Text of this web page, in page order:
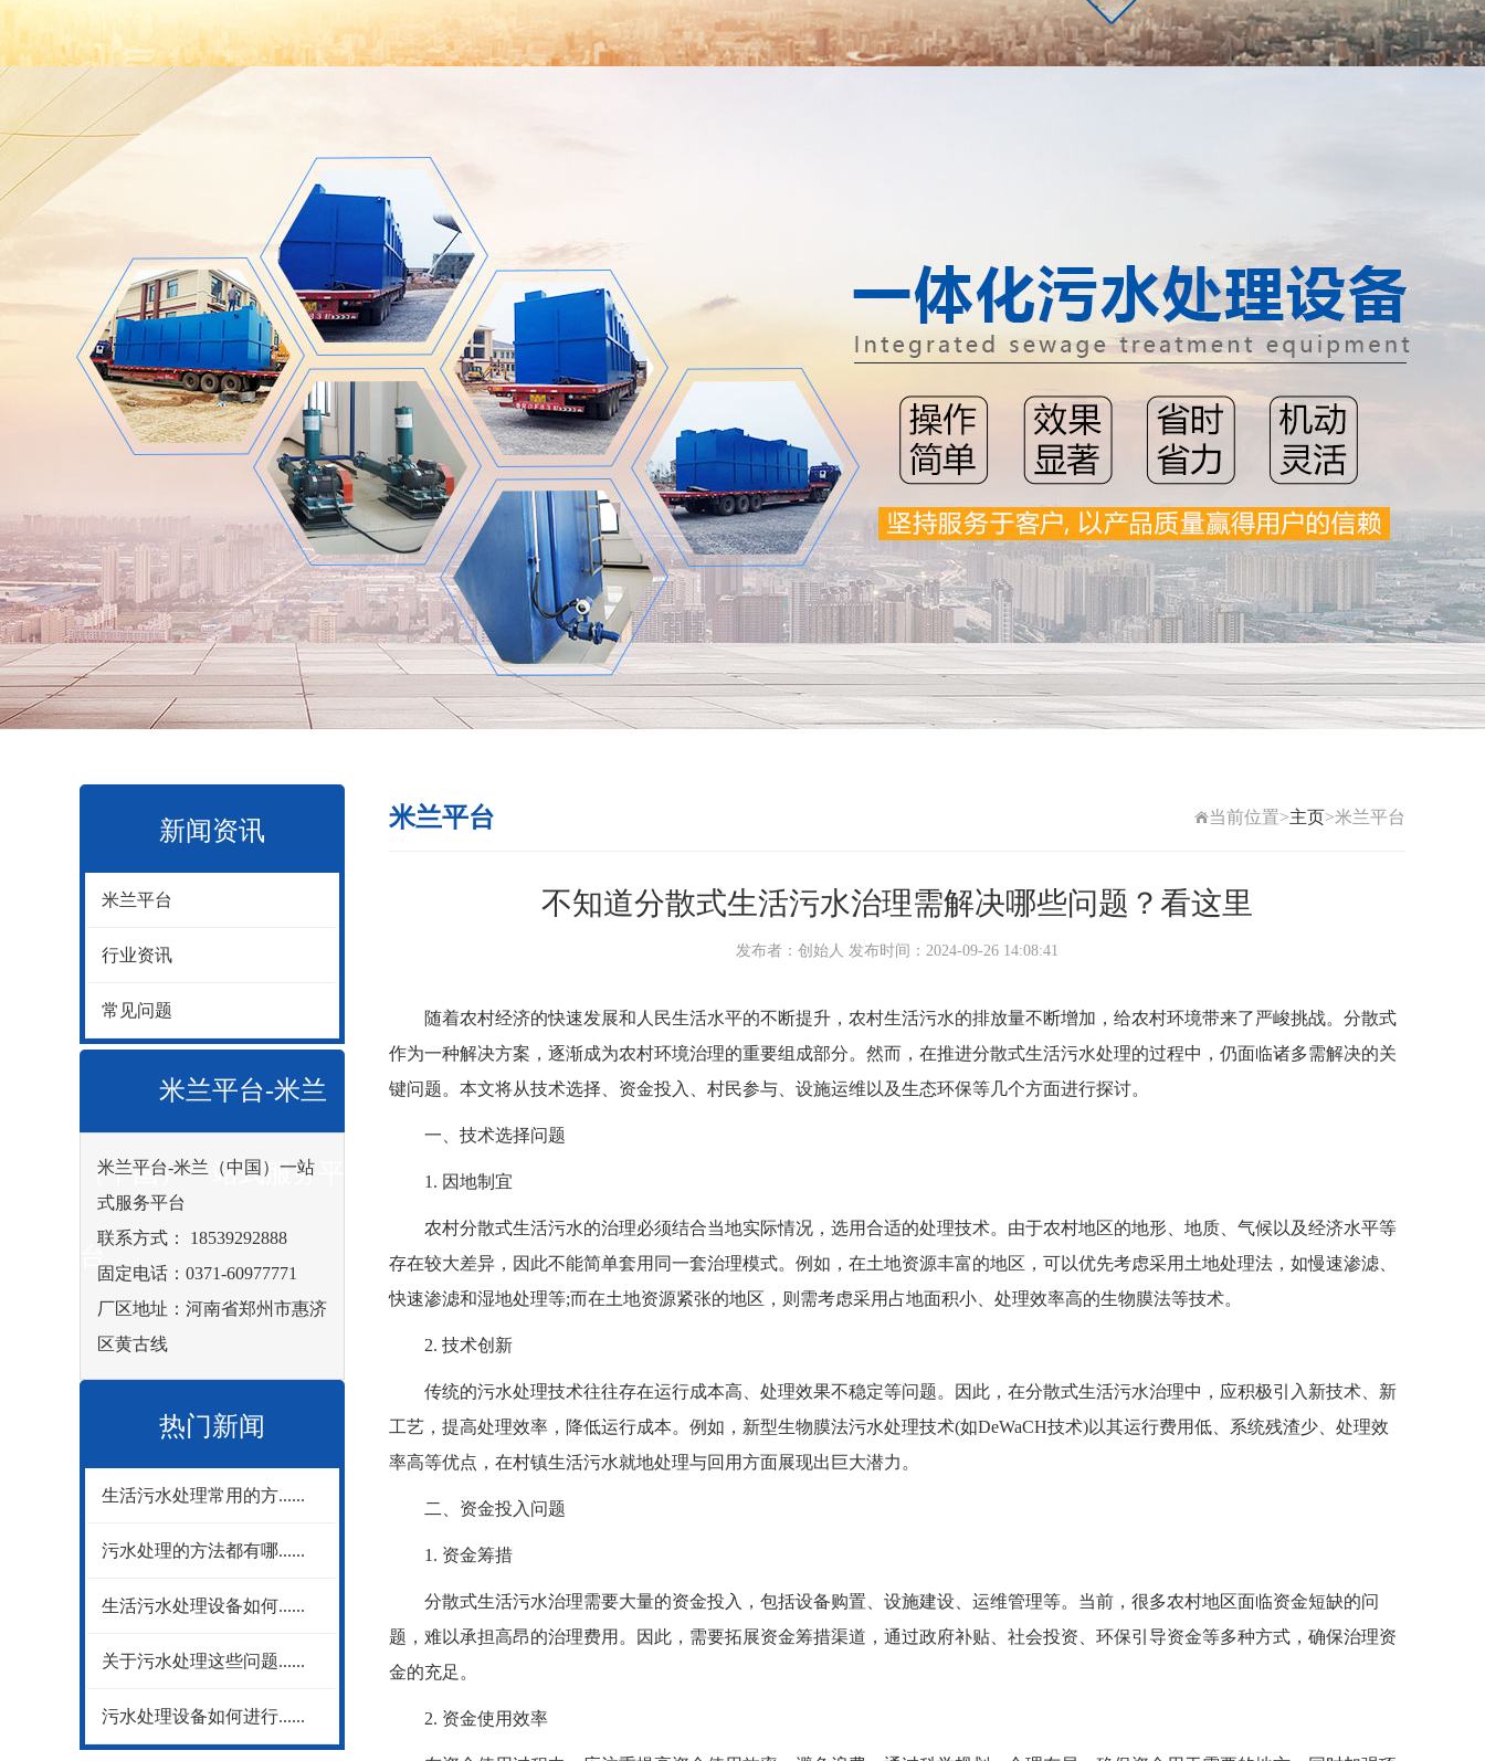
新闻资讯
米兰平台
行业资讯
常见问题
米兰平台-米兰
（中国）一站式服务平
台
米兰平台-米兰（中国）一站
式服务平台
联系方式： 18539292888
固定电话：0371-60977771
厂区地址：河南省郑州市惠济
区黄古线
热门新闻
生活污水处理常用的方......
污水处理的方法都有哪......
生活污水处理设备如何......
关于污水处理这些问题......
污水处理设备如何进行......
米兰平台 当前位置>主页>米兰平台
不知道分散式生活污水治理需解决哪些问题？看这里
发布者：创始人 发布时间：2024-09-26 14:08:41
随着农村经济的快速发展和人民生活水平的不断提升，农村生活污水的排放量不断增加，给农村环境带来了严峻挑战。分散式
作为一种解决方案，逐渐成为农村环境治理的重要组成部分。然而，在推进分散式生活污水处理的过程中，仍面临诸多需解决的关
键问题。本文将从技术选择、资金投入、村民参与、设施运维以及生态环保等几个方面进行探讨。
一、技术选择问题
1. 因地制宜
农村分散式生活污水的治理必须结合当地实际情况，选用合适的处理技术。由于农村地区的地形、地质、气候以及经济水平等
存在较大差异，因此不能简单套用同一套治理模式。例如，在土地资源丰富的地区，可以优先考虑采用土地处理法，如慢速渗滤、
快速渗滤和湿地处理等;而在土地资源紧张的地区，则需考虑采用占地面积小、处理效率高的生物膜法等技术。
2. 技术创新
传统的污水处理技术往往存在运行成本高、处理效果不稳定等问题。因此，在分散式生活污水治理中，应积极引入新技术、新
工艺，提高处理效率，降低运行成本。例如，新型生物膜法污水处理技术(如DeWaCH技术)以其运行费用低、系统残渣少、处理效
率高等优点，在村镇生活污水就地处理与回用方面展现出巨大潜力。
二、资金投入问题
1. 资金筹措
分散式生活污水治理需要大量的资金投入，包括设备购置、设施建设、运维管理等。当前，很多农村地区面临资金短缺的问
题，难以承担高昂的治理费用。因此，需要拓展资金筹措渠道，通过政府补贴、社会投资、环保引导资金等多种方式，确保治理资
金的充足。
2. 资金使用效率